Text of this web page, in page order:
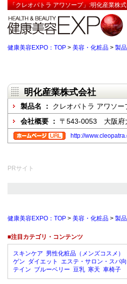
「クレオパトラ アワソープ」:明化産業株
健康美容EXPO：TOP > 美容・化粧品 > 製品
明化産業株式会社
製品名 ： クレオパトラ アワソー
会社概要 ： 〒543-0053 大阪府
http://
PRサイト
健康美容EXPO：TOP > 美容・化粧品 > 製品
■注目カテゴリ・コンテンツ
スキンケア 男性化粧品（メンズコスメ）
ゲン ダイエット エステ・サロン・スパ
テイン ブルーベリー 豆乳 寒天 車椅子